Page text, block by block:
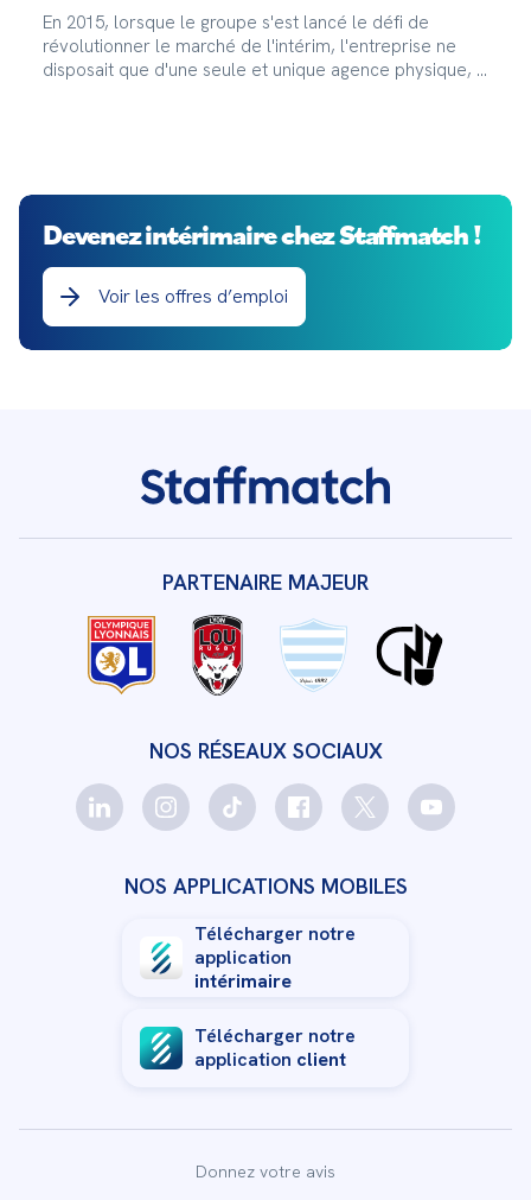
En 2015, lorsque le groupe s'est lancé le défi de
révolutionner le marché de l'intérim, l'entreprise ne
disposait que d'une seule et unique agence physique, à
Devenez intérimaire chez Staffmatch !
Voir les offres d’emploi
NOS RÉSEAUX SOCIAUX
PARTENAIRE MAJEUR
NOS APPLICATIONS MOBILES
Télécharger notre
application
intérimaire
Télécharger notre
application client
Donnez votre avis